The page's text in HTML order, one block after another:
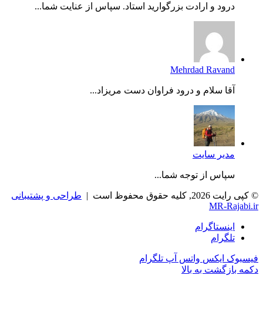
درود و ارادت بزرگوارید استاد. سپاس از عنایت شما...
Mehrdad Ravand
آقا سلام و درود فراوان دست مریزاد...
مدیر سایت
سپاس از توجه شما...
© کپی رایت 2026, کلیه حقوق محفوظ است |
طراحی و پشتیبانی
MR-Rajabi.ir
اینستاگرام
تلگرام
فیسبوک ایکس واتس آپ تلگرام
دکمه بازگشت به بالا